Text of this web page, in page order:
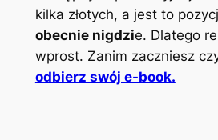
kilka złotych, a jest to
obecnie nigdzie. Dlatego
wprost. Zanim zaczniesz
odbierz swój e-book.